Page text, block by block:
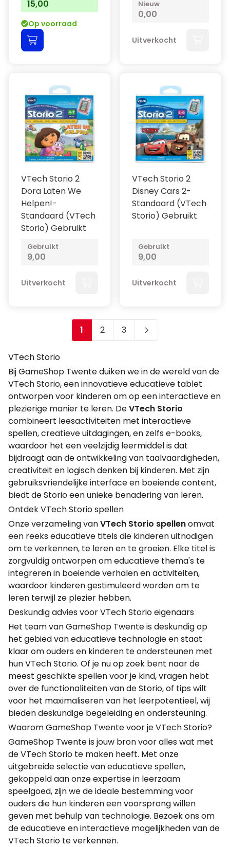
15,00
Op voorraad
Nieuw
0,00
Uitverkocht
VTech Storio 2
Dora Laten We
Helpen!-
Standaard (VTech
Storio) Gebruikt
Gebruikt
9,00
Uitverkocht
VTech Storio 2
Disney Cars 2-
Standaard (VTech
Storio) Gebruikt
Gebruikt
9,00
Uitverkocht
Je leest momenteel pagina
1 Pagina
2 Pagina
3
VTech Storio
Bij GameShop Twente duiken we in de wereld van de
VTech Storio, een innovatieve educatieve tablet
ontworpen voor kinderen om op een interactieve en
plezierige manier te leren. DeVTech Storio
combineert leesactiviteiten met interactieve
spellen, creatieve uitdagingen, en zelfs e-books,
waardoor het een veelzijdig leermiddel is dat
bijdraagt aan de ontwikkeling van taalvaardigheden,
creativiteit en logisch denken bij kinderen. Met zijn
gebruiksvriendelijke interface en boeiende content,
biedt de Storio een unieke benadering van leren.
Ontdek VTech Storio spellen
Onze verzameling vanVTech Storio spellenomvat
een reeks educatieve titels die kinderen uitnodigen
om te verkennen, te leren en te groeien. Elke titel is
zorgvuldig ontworpen om educatieve thema's te
integreren in boeiende verhalen en activiteiten,
waardoor kinderen gestimuleerd worden om te
leren terwijl ze plezier hebben.
Deskundig advies voor VTech Storio eigenaars
Het team van GameShop Twente is deskundig op
het gebied van educatieve technologie en staat
klaar om ouders en kinderen te ondersteunen met
hun VTech Storio. Of je nu op zoek bent naar de
meest geschikte spellen voor je kind, vragen hebt
over de functionaliteiten van de Storio, of tips wilt
voor het maximaliseren van het leerpotentieel, wij
bieden deskundige begeleiding en ondersteuning.
Waarom GameShop Twente voor je VTech Storio?
GameShop Twente is jouw bron voor alles wat met
de VTech Storio te maken heeft. Met onze
uitgebreide selectie van educatieve spellen,
gekoppeld aan onze expertise in leerzaam
speelgoed, zijn we de ideale bestemming voor
ouders die hun kinderen een voorsprong willen
geven met behulp van technologie. Bezoek ons om
de educatieve en interactieve mogelijkheden van de
VTech Storio te verkennen.